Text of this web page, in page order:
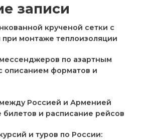
записи
крученой сетки с
при монтаже теплоизоляции
по азартным
описанием форматов и
Россией и Арменией
билетов и расписание рейсов
и туров по России: